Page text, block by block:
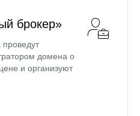
брокер»
домена о
и организуют